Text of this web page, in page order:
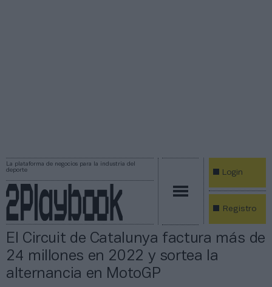
La plataforma de negocios para la industria del
deporte
Login
Registro
El Circuit de Catalunya factura más de
24 millones en 2022 y sortea la
alternancia en MotoGP